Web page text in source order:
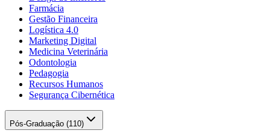
Farmácia
Gestão Financeira
Logística 4.0
Marketing Digital
Medicina Veterinária
Odontologia
Pedagogia
Recursos Humanos
Segurança Cibernética
Pós-Graduação (110)